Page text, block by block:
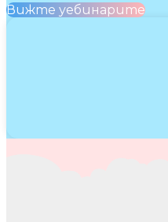
Вижте уебинарите